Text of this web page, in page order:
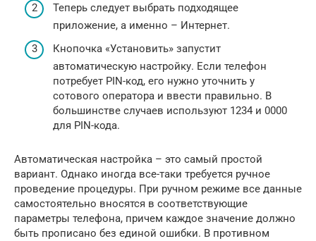
Теперь следует выбрать подходящее
приложение, а именно – Интернет.
Кнопочка «Установить» запустит
автоматическую настройку. Если телефон
потребует PIN-код, его нужно уточнить у
сотового оператора и ввести правильно. В
большинстве случаев используют 1234 и 0000
для PIN-кода.
Автоматическая настройка – это самый простой
вариант. Однако иногда все-таки требуется ручное
проведение процедуры. При ручном режиме все данные
самостоятельно вносятся в соответствующие
параметры телефона, причем каждое значение должно
быть прописано без единой ошибки. В противном